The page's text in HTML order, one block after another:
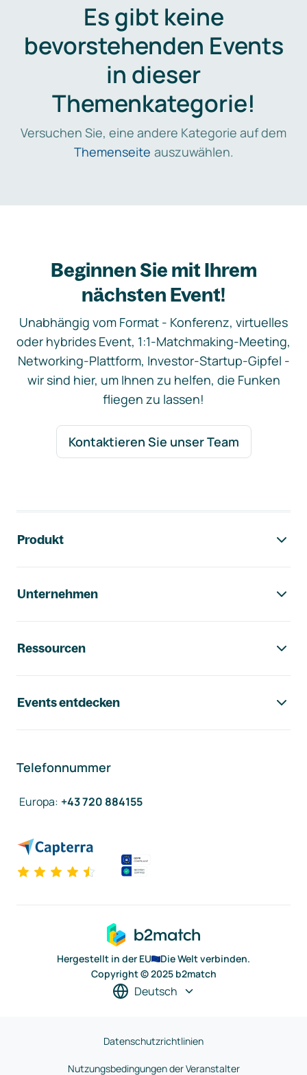
Es gibt keine
bevorstehenden Events
in dieser
Themenkategorie!
Versuchen Sie, eine andere Kategorie auf dem
Themenseite auszuwählen.
Beginnen Sie mit Ihrem
nächsten Event!
Unabhängig vom Format - Konferenz, virtuelles
oder hybrides Event, 1:1-Matchmaking-Meeting,
Networking-Plattform, Investor-Startup-Gipfel -
wir sind hier, um Ihnen zu helfen, die Funken
fliegen zu lassen!
Kontaktieren Sie unser Team
Produkt
Unternehmen
Ressourcen
Events entdecken
Telefonnummer
Europa: +43 720 884155
Hergestellt in der EU
Die Welt verbinden.
Copyright © 2025 b2match
Deutsch
Datenschutzrichtlinien
Nutzungsbedingungen der Veranstalter